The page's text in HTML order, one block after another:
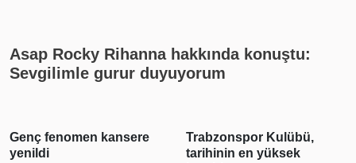
Asap Rocky Rihanna hakkında konuştu:
Sevgilimle gurur duyuyorum
Trabzonspor Kulübü,
tarihinin en yüksek
Altın ve Euro yükseldi
dolar ise geriledi